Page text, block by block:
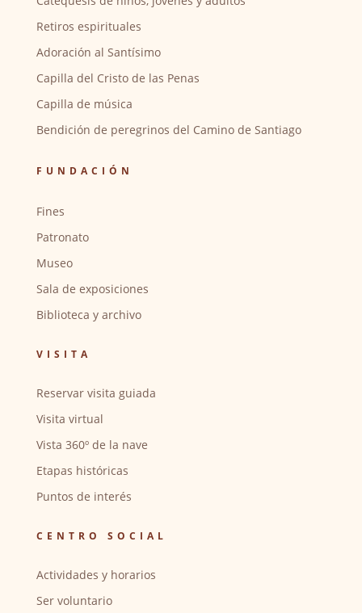
Retiros espirituales
Adoración al Santísimo
Capilla del Cristo de las Penas
Capilla de música
Bendición de peregrinos del Camino de Santiago
FUNDACIÓN
Fines
Patronato
Museo
Sala de exposiciones
Biblioteca y archivo
VISITA
Reservar visita guiada
Visita virtual
Vista 360º de la nave
Etapas históricas
Puntos de interés
CENTRO SOCIAL
Actividades y horarios
Ser voluntario